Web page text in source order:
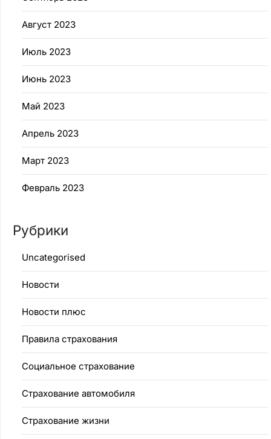
Август 2023
Июль 2023
Июнь 2023
Май 2023
Апрель 2023
Март 2023
Февраль 2023
Рубрики
Uncategorised
Новости
Новости плюс
Правила страхования
Социальное страхование
Страхование автомобиля
Страхование жизни